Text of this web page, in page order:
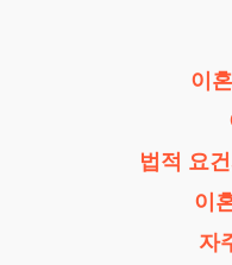
이
법적 요
이
자